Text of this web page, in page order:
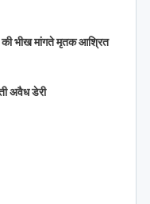
की भीख मांगते मृतक आश्रित
अवैध डेरी